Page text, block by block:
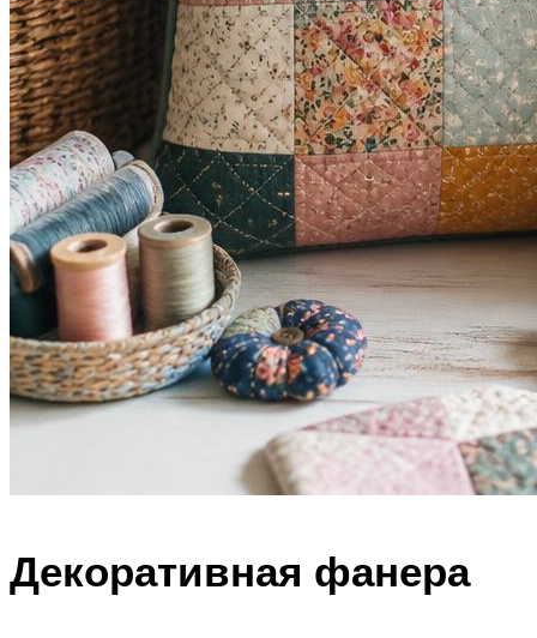
Декоративная фанера